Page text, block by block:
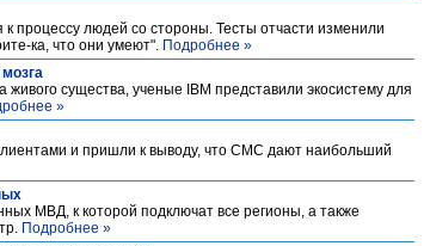
процессу людей со стороны. Тесты отчасти изменили
ка, что они умеют". Подробнее »
существа, ученые IBM представили экосистему для
»
и пришли к выводу, что СМС дают наибольший
МВД, к которой подключат все регионы, а также
Подробнее »